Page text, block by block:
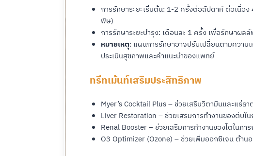
การรักษาระยะเริ่มต้น: 1-2 ครั้งต่อสัปดาห์ ต่อเนื่อ
พิษ)
การรักษาระยะบำรุง: เดือนละ 1 ครั้ง เพื่อรักษาผล
หมายเหตุ: แผนการรักษาอาจปรับเปลี่ยนตามควา
ประเมินสุขภาพและคำแนะนำของแพทย์
ทรีทเม้นท์เสริมประสิทธิภาพ
Myer’s Cocktail Plus – ช่วยเสริมวิตามินและแร่ธ
Liver Restoration – ช่วยเสริมการทำงานของตับใ
Renal Booster – ช่วยเสริมการทำงานของไตในก
O3 Optimizer (Ozone) – ช่วยเพิ่มออกซิเจน ต้า